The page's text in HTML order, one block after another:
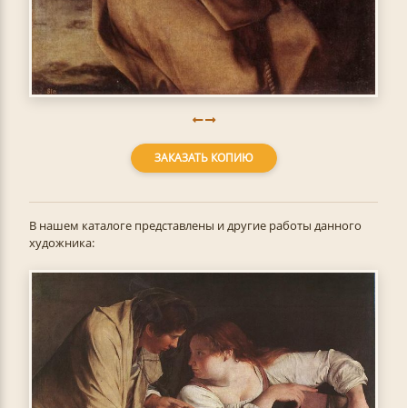
ЗАКАЗАТЬ КОПИЮ
В нашем каталоге представлены и другие работы данного
художника: